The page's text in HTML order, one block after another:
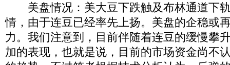
美盘情况：美大豆下跌触及布林通道下
情，由于连豆已经率先上扬。美盘的企稳或
力。我们注意到，目前伴随着连豆的缓慢攀
加的表现，也就是说，目前的市场资金尚不